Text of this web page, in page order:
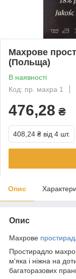
Махрове
(Польща)
В наявності
Код: пр. махра 1
476,28 ₴
408,24 ₴ від 4 шт.
Опис
Опис
Махрове
Простирадло
м'яка і ніжна на
багаторазових